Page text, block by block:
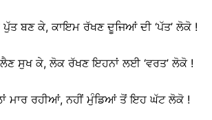
ਬਣ ਕੇ, ਕਾਇਮ ਰੱਖਣ ਦੂਜਿਆਂ ਦੀ ‘ਪੱਤ’ ਲੋਕੋ !
ਸੁਖ ਕੇ, ਲੋਕ ਰੱਖਣ ਇਹਨਾਂ ਲਈ ‘ਵਰਤ’ ਲੋਕੋ !
ਮਾਰ ਰਹੀਆਂ, ਨਹੀਂ ਮੁੰਡਿਆਂ ਤੋਂ ਇਹ ਘੱਟ ਲੋਕੋ !